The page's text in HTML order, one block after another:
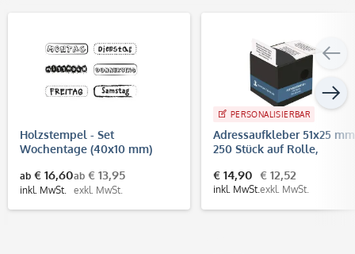
Holzstempel - Set
Wochentage (40x10 mm)
ab € 16,60
inkl. MwSt.
ab € 13,95
exkl. MwSt.
PERSONALISIERBAR
Adressaufkleber 51x25
250 Stück auf Rolle,
€ 14,90
inkl. MwSt.
€ 12,52
exkl. MwSt.